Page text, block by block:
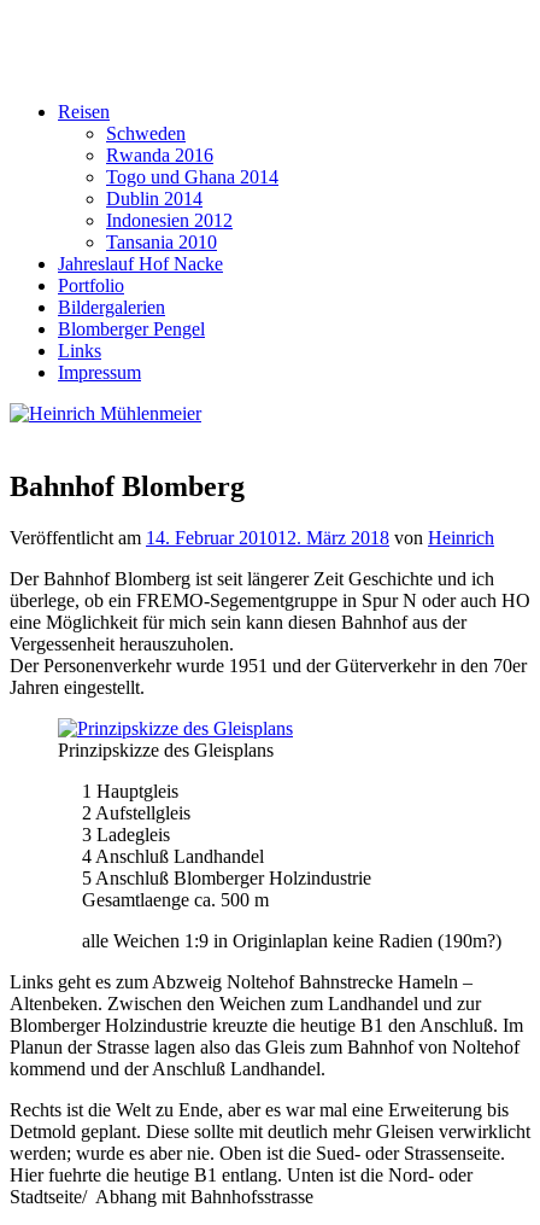
Reisen
Schweden
Rwanda 2016
Togo und Ghana 2014
Dublin 2014
Indonesien 2012
Tansania 2010
Jahreslauf Hof Nacke
Portfolio
Bildergalerien
Blomberger Pengel
Links
Impressum
Bahnhof Blomberg
Veröffentlicht am 14. Februar 201012. März 2018 von Heinrich
Der Bahnhof Blomberg ist seit längerer Zeit Geschichte und ich
überlege, ob ein FREMO-Segementgruppe in Spur N oder auch HO
eine Möglichkeit für mich sein kann diesen Bahnhof aus der
Vergessenheit herauszuholen.
Der Personenverkehr wurde 1951 und der Güterverkehr in den 70er
Jahren eingestellt.
Prinzipskizze des Gleisplans
1 Hauptgleis
2 Aufstellgleis
3 Ladegleis
4 Anschluß Landhandel
5 Anschluß Blomberger Holzindustrie
Gesamtlaenge ca. 500 m
alle Weichen 1:9 in Originlaplan keine Radien (190m?)
Links geht es zum Abzweig Noltehof Bahnstrecke Hameln –
Altenbeken. Zwischen den Weichen zum Landhandel und zur
Blomberger Holzindustrie kreuzte die heutige B1 den Anschluß. Im
Planun der Strasse lagen also das Gleis zum Bahnhof von Noltehof
kommend und der Anschluß Landhandel.
Rechts ist die Welt zu Ende, aber es war mal eine Erweiterung bis
Detmold geplant. Diese sollte mit deutlich mehr Gleisen verwirklicht
werden; wurde es aber nie. Oben ist die Sued- oder Strassenseite.
Hier fuehrte die heutige B1 entlang. Unten ist die Nord- oder
Stadtseite/ Abhang mit Bahnhofsstrasse